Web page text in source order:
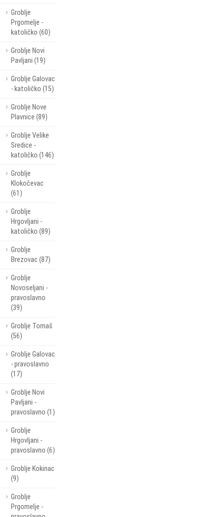
Groblje
Prgomelje -
katoličko (60)
Groblje Novi
Pavljani (19)
Groblje Galovac
- katoličko (15)
Groblje Nove
Plavnice (89)
Groblje Velike
Sredice -
katoličko (146)
Groblje
Klokočevac
(61)
Groblje
Hrgovljani -
katoličko (89)
Groblje
Brezovac (87)
Groblje
Novoseljani -
pravoslavno
(39)
Groblje Tomaš
(56)
Groblje Galovac
- pravoslavno
(17)
Groblje Novi
Pavljani -
pravoslavno (1)
Groblje
Hrgovljani -
pravoslavno (6)
Groblje Kokinac
(9)
Groblje
Prgomelje -